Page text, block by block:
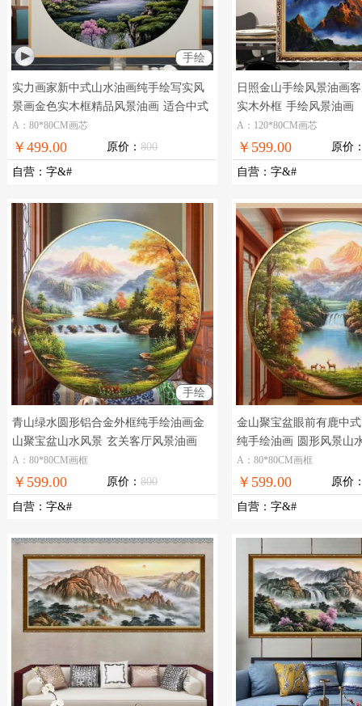
手绘
实力画家新中式山水油画纯手绘写实风
景画金色实木框精品风景油画 适合中式
装饰客厅玄关风景油画
A：80*80CM画芯
￥499.00 原价： 800
自营 ： 字&#
日照金山手绘风景油画
实木外框 手绘风景油画
A：120*80CM画芯
￥599.00 原价
自营 ： 字&#
手绘
青山绿水圆形铝合金外框纯手绘油画金
山聚宝盆山水风景 玄关客厅风景油画
A：80*80CM画框
￥599.00 原价： 800
自营 ： 字&#
金山聚宝盆眼前有鹿中
纯手绘油画 圆形风景山
A：80*80CM画框
￥599.00 原价
自营 ： 字&#